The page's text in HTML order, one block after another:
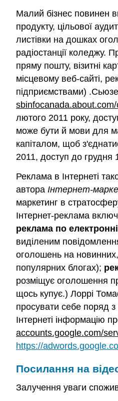
Малий бізнес повинен
продукту, цільової
листівки на дошках
радіостанції коледжу.
пряму пошту, візитні
місцевому веб-сайті,
підприємствами)
лютого 2011 року,
може бути й мови для
капіталом, щоб
2011, доступ до грудня
Реклама в Інтернеті
автора Інтернет-
маркетинг в
Інтернет-реклама
реклама по
виділеним
оголошень на новинних,
популярних блогах);
розміщує оголошення
щось купує.) Лоррі
просувати себе поряд
Інтернеті інформацію
accounts.google.com/
https://
Посилання на
Залучення уваги